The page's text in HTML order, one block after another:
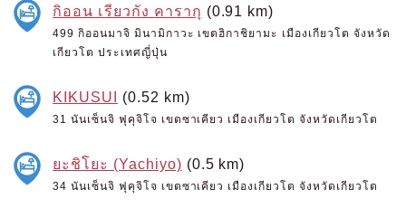
กิออน เรียวกัง คารากุ (0.91 km)
499 กิออนมาจิ มินามิกาวะ เขตฮิกาชิยามะ เมืองเกียวโต จังหวัด
เกียวโต ประเทศญี่ปุ่น
KIKUSUI (0.52 km)
31 นันเซ็นจิ ฟุคุจิโจ เขตซาเคียว เมืองเกียวโต จังหวัดเกียวโต
ยะชิโยะ (Yachiyo) (0.5 km)
34 นันเซ็นจิ ฟุคุจิโจ เขตซาเคียว เมืองเกียวโต จังหวัดเกียวโต